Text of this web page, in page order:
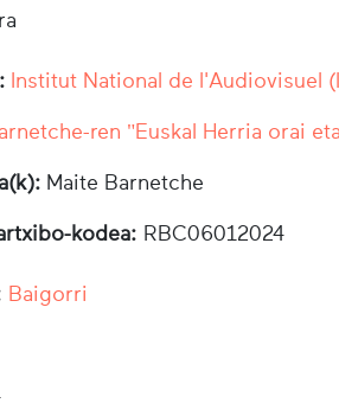
Institut National de l'Audiovisuel
ren "Euskal Herria orai
Maite Barnetche
kodea: RBC06012024
Baigorri